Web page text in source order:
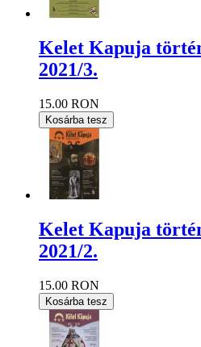
Kelet Kapuja
2021/3.
15.00 RON
Kosárba tesz
Kelet Kapuja
2021/2.
15.00 RON
Kosárba tesz